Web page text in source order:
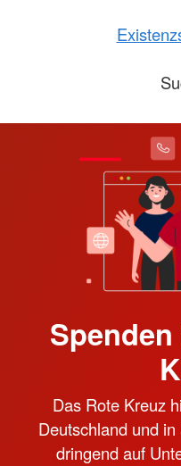
Das Rote Kreuz
Deutschland und
dringend auf